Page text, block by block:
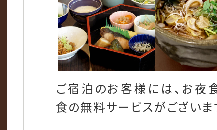
ご宿泊のお客様には、お夜
食の無料サービスがございま